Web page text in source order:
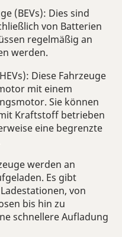
(BEVs): Dies sind
von Batterien
regelmäßig an
werden.
Diese Fahrzeuge
mit einem
Sie können
Kraftstoff betrieben
eine begrenzte
werden an
Es gibt
von
bis hin zu
schnellere Aufladung